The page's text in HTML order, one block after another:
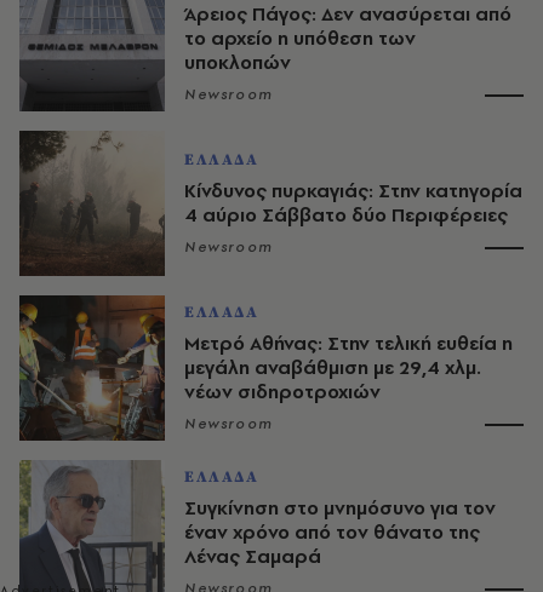
Άρειος Πάγος: Δεν ανασύρεται από
το αρχείο η υπόθεση των
υποκλοπών
Newsroom
ΕΛΛΑΔΑ
Κίνδυνος πυρκαγιάς: Στην κατηγορία
4 αύριο Σάββατο δύο Περιφέρειες
Newsroom
ΕΛΛΑΔΑ
Μετρό Αθήνας: Στην τελική ευθεία η
μεγάλη αναβάθμιση με 29,4 χλμ.
νέων σιδηροτροχιών
Newsroom
ΕΛΛΑΔΑ
Συγκίνηση στο μνημόσυνο για τον
έναν χρόνο από τον θάνατο της
Λένας Σαμαρά